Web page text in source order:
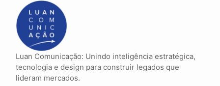
Luan Comunicação: Unindo inteligência estratégica,
tecnologia e design para construir legados que
lideram mercados.